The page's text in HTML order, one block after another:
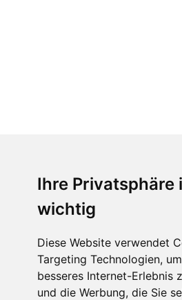
Ihre Privatsphäre
wichtig
Diese Website verwendet
Targeting Technologien,
besseres Internet-Erlebnis
und die Werbung, die Sie